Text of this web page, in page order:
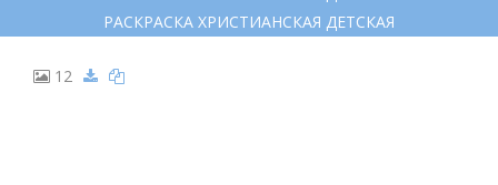
РАСКРАСКА ХРИСТИАНСКАЯ ДЕТСКАЯ
12